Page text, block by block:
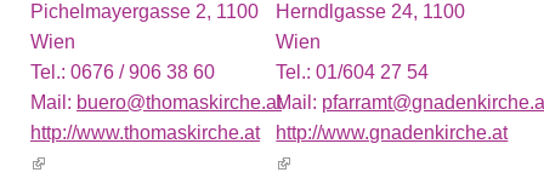
Pichelmayergasse 2, 1100
Wien
Tel.: 0676 / 906 38 60
Mail: buero@thomaskirche.at
http://www.thomaskirche.at
(link is external)
Herndlgasse 24, 1100
Wien
Tel.:01/604 27 54
Mail:
http://www.gnadenkirche.at
(link is external)